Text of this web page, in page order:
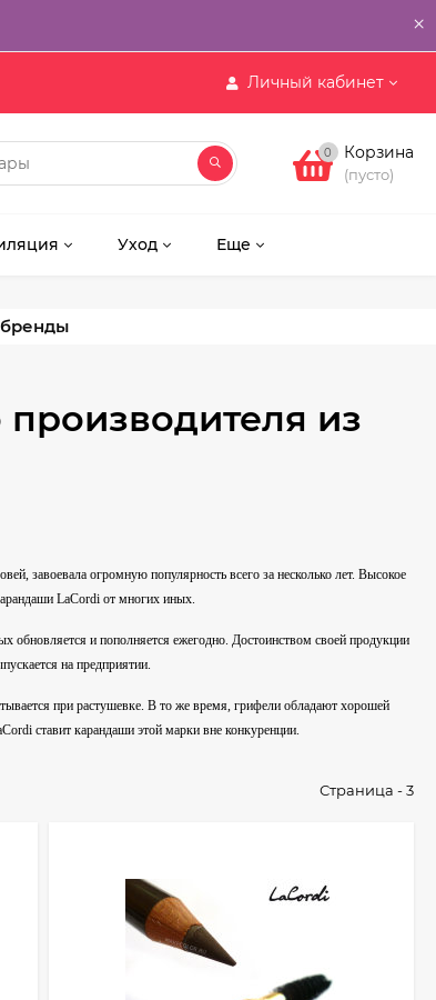
×
Личный кабинет
0 Корзина
(пусто)
Уход Еще
из
завоевала огромную популярность всего за несколько лет. Высокое
LaCordi от многих иных.
обновляется и пополняется ежегодно. Достоинством своей продукции
на предприятии.
при растушевке. В то же время, грифели обладают хорошей
ставит карандаши этой марки вне конкуренции.
Страница - 3